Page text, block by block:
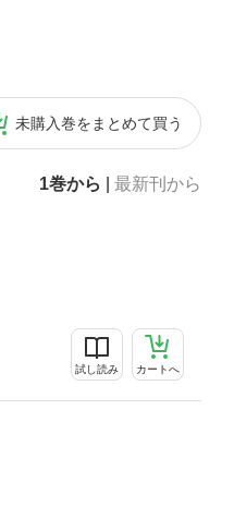
未購入巻をまとめて買う
1巻から 最新刊から
試し読み カートへ